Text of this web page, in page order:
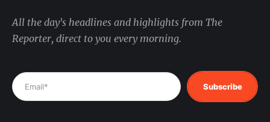
All the day's headlines and highlights from The
Reporter, direct to you every morning.
Subscribe